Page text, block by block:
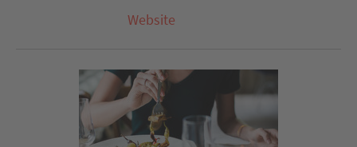
Website